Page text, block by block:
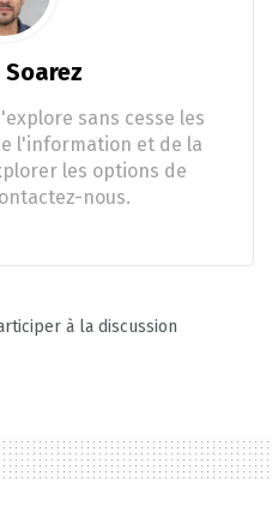
sans cesse les
l'information et de la
les options de
nous.
à la discussion